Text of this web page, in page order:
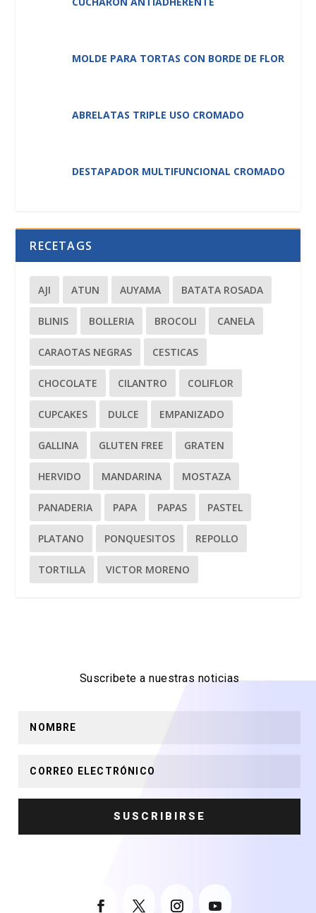
MOLDE PARA TORTAS CON BORDE DE FLOR
ABRELATAS TRIPLE USO CROMADO
DESTAPADOR MULTIFUNCIONAL CROMADO
RECETAGS
AJI ATUN AUYAMA BATATA ROSADA
BLINIS BOLLERIA BROCOLI CANELA
CARAOTAS NEGRAS CESTICAS
CHOCOLATE CILANTRO COLIFLOR
CUPCAKES DULCE EMPANIZADO
GALLINA GLUTEN FREE GRATEN
HERVIDO MANDARINA MOSTAZA
PANADERIA PAPA PAPAS PASTEL
PLATANO PONQUESITOS REPOLLO
TORTILLA VICTOR MORENO
Suscribete a nuestras noticias
SUSCRIBIRSE